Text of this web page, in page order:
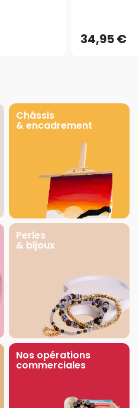
34,95 €
Châssis
& encadrement
Perles
& bijoux
Nos opérations
commerciales